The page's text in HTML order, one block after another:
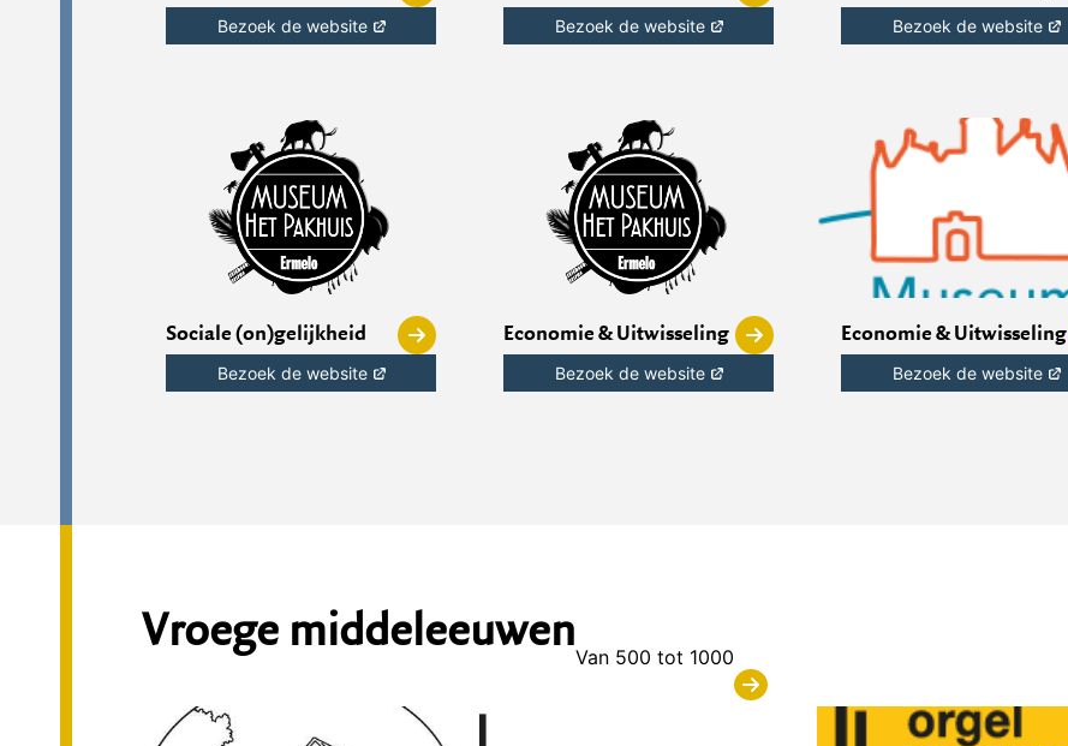
Bezoek de website Bezoek de website Bezoek de website
Sociale (on)gelijkheid
Bezoek de website
Economie & Uitwisseling
Bezoek de website
Economie & Uitwisseling
Bezoek de website
Vroege middeleeuwenVan 500 tot 1000